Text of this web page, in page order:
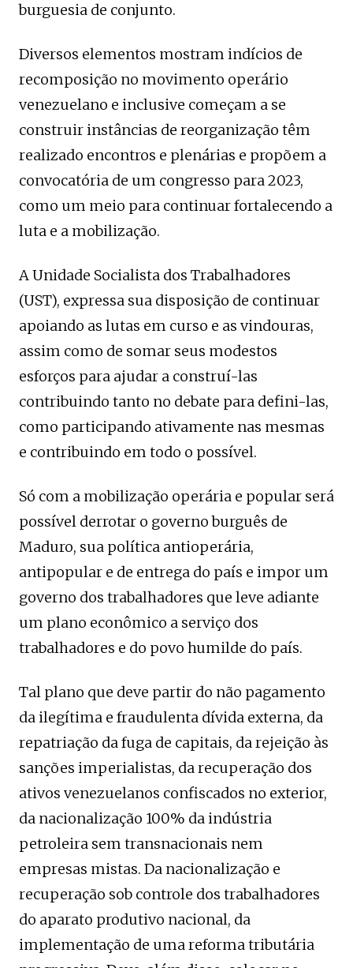
burguesia de conjunto.
Diversos elementos mostram indícios de
recomposição no movimento operário
venezuelano e inclusive começam a se
construir instâncias de reorganização têm
realizado encontros e plenárias e propõem a
convocatória de um congresso para 2023,
como um meio para continuar fortalecendo a
luta e a mobilização.
A Unidade Socialista dos Trabalhadores
(UST), expressa sua disposição de continuar
apoiando as lutas em curso e as vindouras,
assim como de somar seus modestos
esforços para ajudar a construí-las
contribuindo tanto no debate para defini-las,
como participando ativamente nas mesmas
e contribuindo em todo o possível.
Só com a mobilização operária e popular será
possível derrotar o governo burguês de
Maduro, sua política antioperária,
antipopular e de entrega do país e impor um
governo dos trabalhadores que leve adiante
um plano econômico a serviço dos
trabalhadores e do povo humilde do país.
Tal plano que deve partir do não pagamento
da ilegítima e fraudulenta dívida externa, da
repatriação da fuga de capitais, da rejeição às
sanções imperialistas, da recuperação dos
ativos venezuelanos confiscados no exterior,
da nacionalização 100% da indústria
petroleira sem transnacionais nem
empresas mistas. Da nacionalização e
recuperação sob controle dos trabalhadores
do aparato produtivo nacional, da
implementação de uma reforma tributária